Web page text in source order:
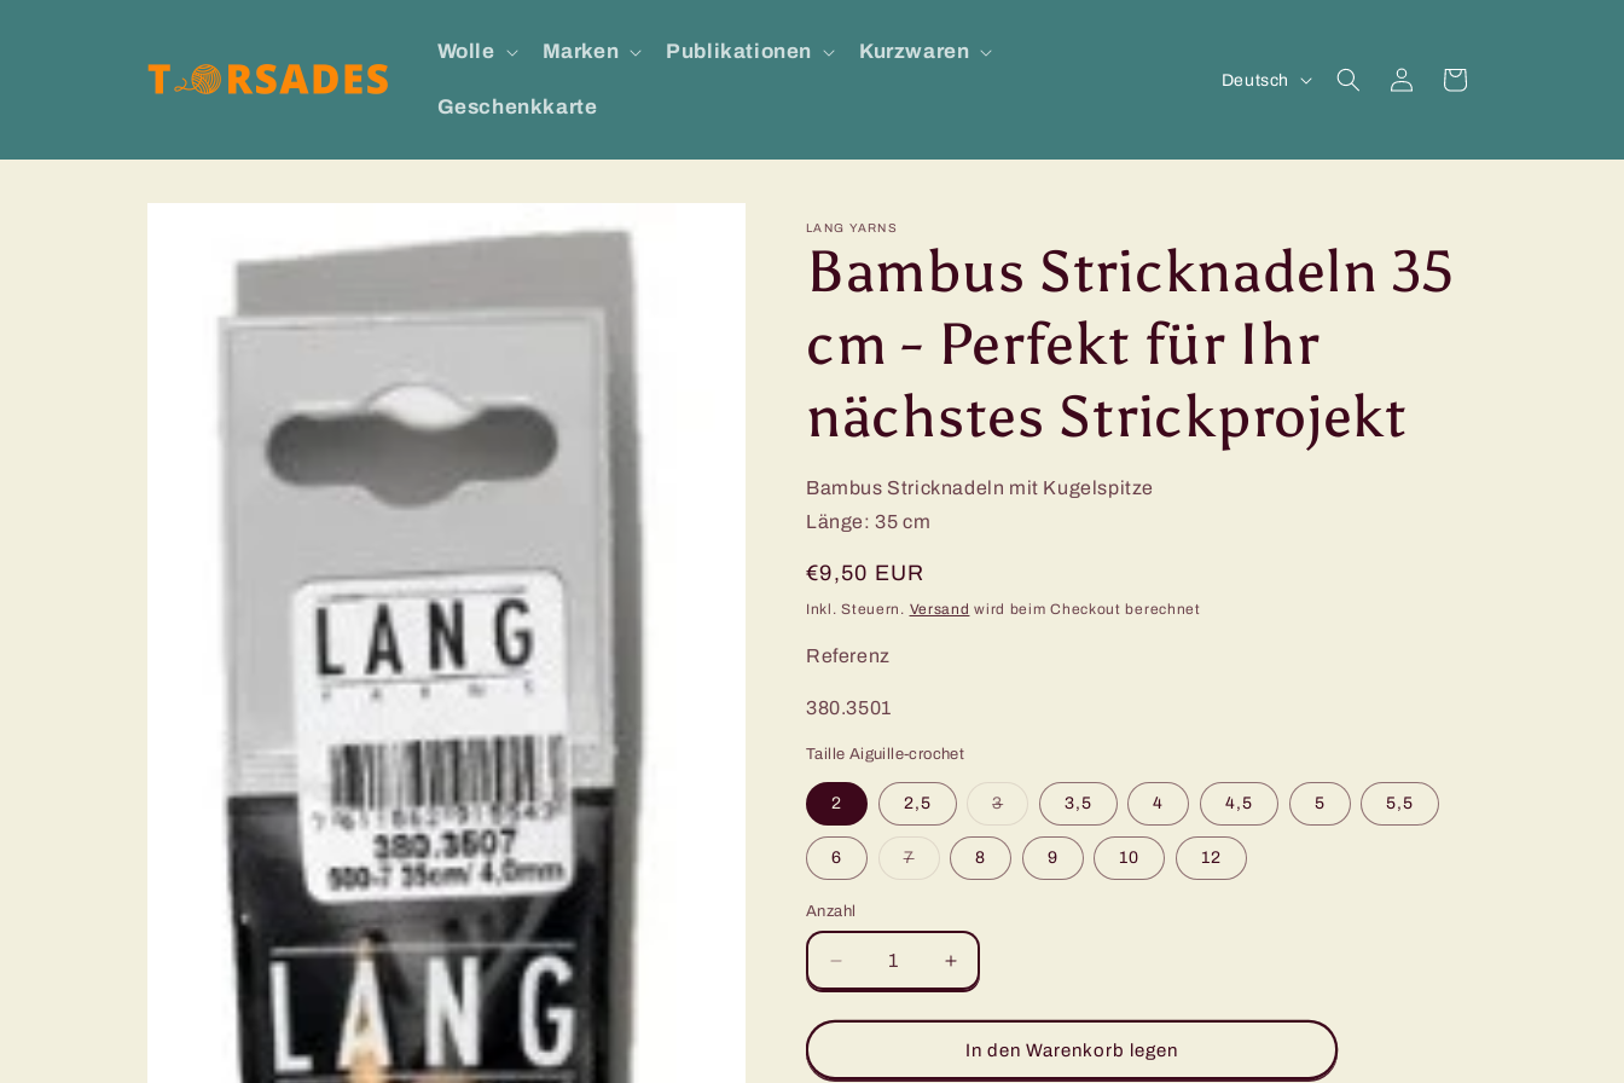
Wolle Marken Publikationen Kurzwaren
Geschenkkarte
S
r
h
e
Deutsch EinloggenWarenkorb
LANG YARNS
Bambus Stricknadeln 35
cm - Perfekt für Ihr
nächstes Strickprojekt
Bambus Stricknadeln mit Kugelspitze
Länge: 35 cm
Normaler
Preis
€9,50 EUR
Inkl. Steuern. Versand wird beim Checkout berechnet
Referenz
SKU:
380.3501
Taille Aiguille-crochet
2 2,5 3Variante
ausverkauft
oder
nicht
verfügbar
3,5 4 4,5 5 5,5
6 7Variante
ausverkauft
8 9 10 12
Anzahl
Verringere
die
Menge
Bambus
Erhöhe
die
Menge
für
Bambus
In den Warenkorb legen